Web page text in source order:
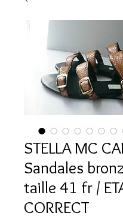
STELLA MC
Sandales
taille 41 fr /
CORRECT